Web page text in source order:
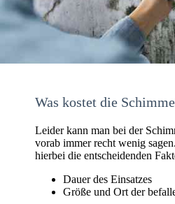
Was kostet die
Leider kann man bei der
vorab immer recht wenig
hierbei die entscheidenden
Dauer des Einsatzes
Größe und Ort der